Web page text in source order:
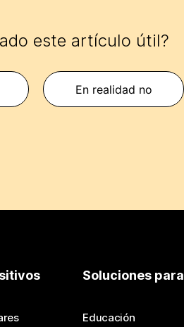
este artículo útil?
En realidad no
Soluciones para
Educación